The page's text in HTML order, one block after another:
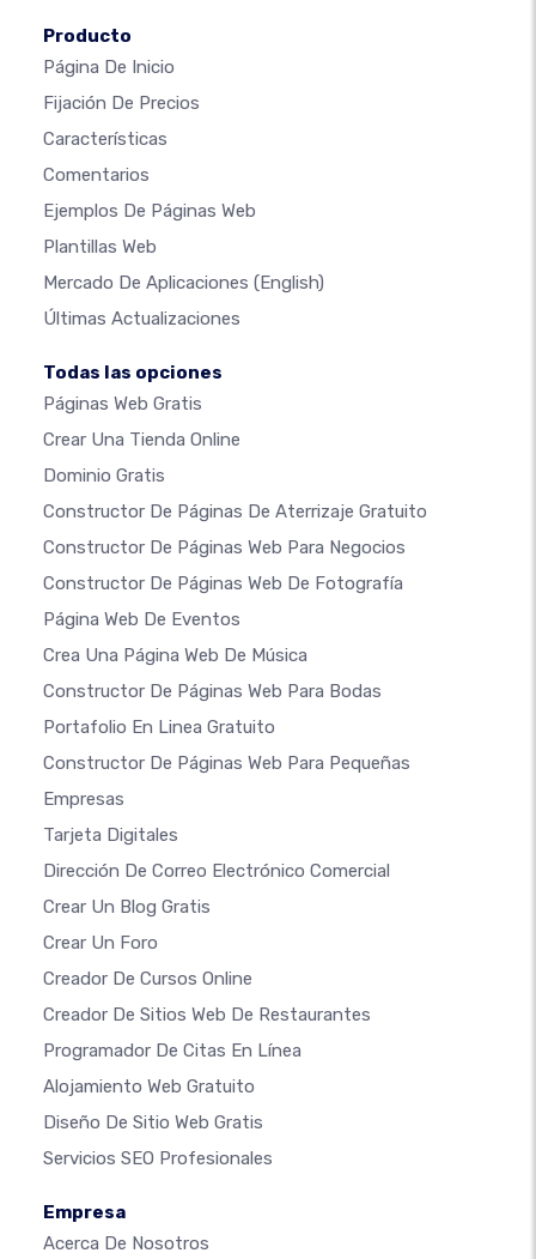
Producto
Página De Inicio
Fijación De Precios
Características
Comentarios
Ejemplos De Páginas Web
Plantillas Web
Mercado De Aplicaciones (English)
Últimas Actualizaciones
Todas las opciones
Páginas Web Gratis
Crear Una Tienda Online
Dominio Gratis
Constructor De Páginas De Aterrizaje Gratuito
Constructor De Páginas Web Para Negocios
Constructor De Páginas Web De Fotografía
Página Web De Eventos
Crea Una Página Web De Música
Constructor De Páginas Web Para Bodas
Portafolio En Linea Gratuito
Constructor De Páginas Web Para Pequeñas
Empresas
Tarjeta Digitales
Dirección De Correo Electrónico Comercial
Crear Un Blog Gratis
Crear Un Foro
Creador De Cursos Online
Creador De Sitios Web De Restaurantes
Programador De Citas En Línea
Alojamiento Web Gratuito
Diseño De Sitio Web Gratis
Servicios SEO Profesionales
Empresa
Acerca De Nosotros